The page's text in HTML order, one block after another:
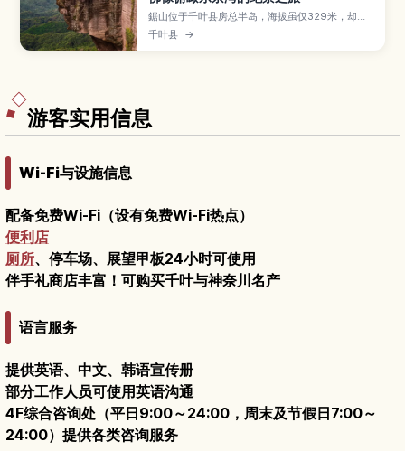
鋸山位于千叶县房总半岛，海拔虽仅329米，却因
锯齿状的采石绝壁、“地狱のぞき”观景台以及日本
寺内巨大的佛像与百尺观音而备受瞩目。本文将介
千叶县 →
游客实用信息
Wi-Fi与设施信息
配备免费Wi-Fi（设有免费Wi-Fi热点）
便利店
厕所、停车场、展望甲板24小时可使用
伴手礼商店丰富！可购买千叶与神奈川名产
语言服务
提供英语、中文、韩语宣传册
部分工作人员可使用英语沟通
4F综合咨询处（平日9:00～24:00，周末及节假日7:00～
24:00）提供各类咨询服务